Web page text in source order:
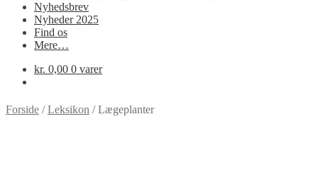
Nyhedsbrev
Nyheder 2025
Find os
Mere…
kr. 0,00 0 varer
Forside /Leksikon /Lægeplanter